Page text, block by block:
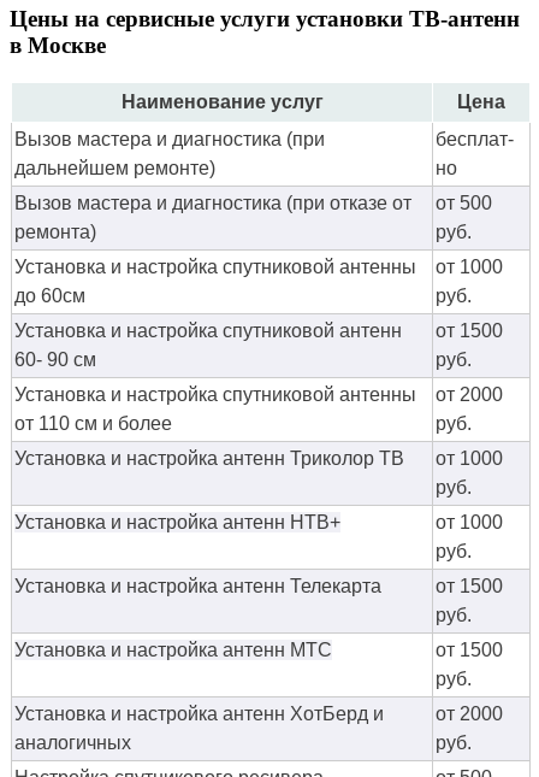
Цены на сервисные услуги установки ТВ-антенн
в Москве
Наименование услуг
Цена
Вызов мастера и диагностика (при
дальнейшем ремонте)
бес­плат­
но
Вызов мастера и диагностика (при отказе от
ремонта)
от 500
руб.
Установка и настройка спутниковой антенны
до 60см
от 1000
руб.
Установка и настройка спутниковой антенн
60- 90 см
от 1500
руб.
Установка и настройка спутниковой антенны
от 110 см и более
от 2000
руб.
Установка и настройка антенн Триколор ТВ
от 1000
руб.
Установка и настройка антенн НТВ+
от 1000
руб.
Установка и настройка антенн Телекарта
от 1500
руб.
Установка и настройка антенн МТС
от 1500
руб.
Установка и настройка антенн ХотБерд и
аналогичных
от 2000
руб.